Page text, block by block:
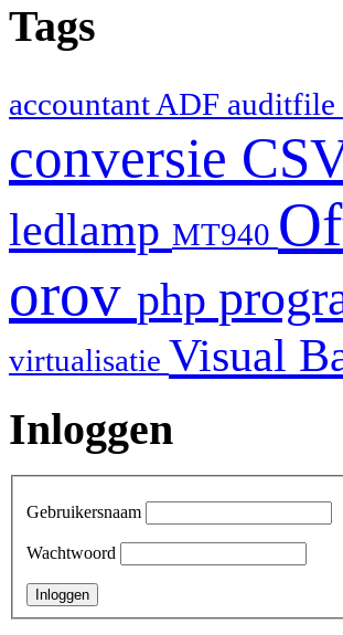
Tags
accountant ADF auditfile
conversie
ledlamp MT940
orov php
virtualisatie Visual
Inloggen
Gebruikersnaam
Wachtwoord